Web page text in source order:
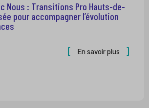
Nous : Transitions Pro Hauts-de-
pour accompagner l’évolution
En savoir plus